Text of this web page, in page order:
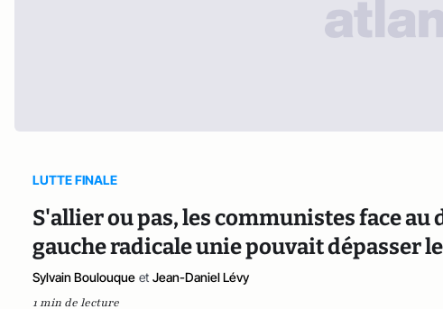
LUTTE FINALE
S'allier ou pas, les communistes face au
gauche radicale unie pouvait dépasser le
Sylvain Boulouque et Jean-Daniel Lévy
1 min de lecture